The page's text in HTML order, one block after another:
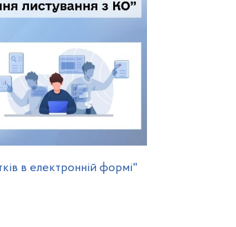
в електронній формі"